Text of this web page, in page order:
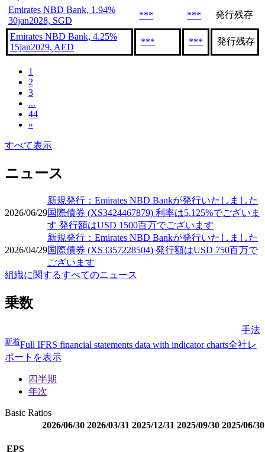
Emirates NBD Bank, 1.94%
30jan2028, SGD
*** *** 発行残存
Emirates NBD Bank, 4.25%
15jan2029, AED
*** *** 発行残存
1
2
3
...
44
»
すべて表示
ニュース
2026/06/29
新規発行：Emirates NBD Bankが発行いたしました
国際債券 (XS3424467879) 利率は5.125%でございま
す 発行額はUSD 1500百万でございます
2026/04/29
新規発行：Emirates NBD Bankが発行いたしました
国際債券 (XS3357228504) 発行額はUSD 750百万で
ございます
組織に関するすべてのニュース
乗数
手法
新着Full IFRS financial statements data with indicator charts全社レ
ポートを表示
四半期
年次
Basic Ratios
2026/06/30 2026/03/31 2025/12/31 2025/09/30 2025/06/30
EPS